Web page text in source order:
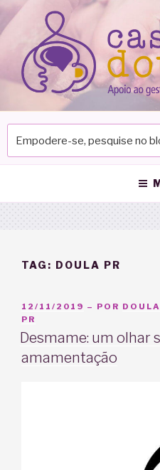
Pular
para
conteúdo
pesquise
blog
TAG: DOULA PR
PUBLICADO
EM
12/11/2019 – POR
PR
Desmame: um olhar
amamentação